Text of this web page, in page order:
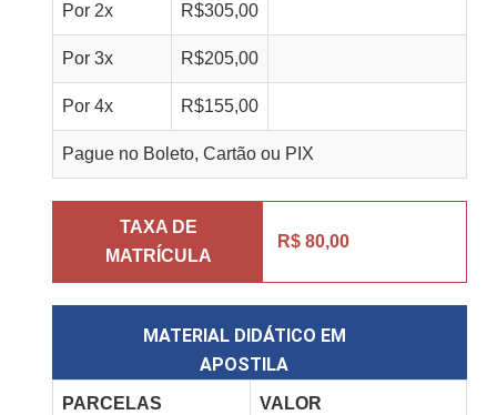
Por 2x R$305,00
Por 3x R$205,00
Por 4x R$155,00
Pague no Boleto, Cartão ou PIX
TAXA DE
MATRÍCULA
R$ 80,00
MATERIAL DIDÁTICO EM
APOSTILA
PARCELAS VALOR